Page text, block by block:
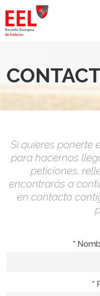
Si quieres ponerte
para hacernos
peticiones,
encontrarás a
en contacto
*
*